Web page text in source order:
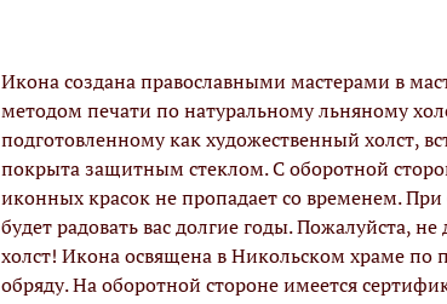
Икона создана православными мастерами в
методом печати по натуральному льняному
подготовленному как художественный холст,
покрыта защитным стеклом. С оборотной
иконных красок не пропадает со временем.
будет радовать вас долгие годы. Пожалуйста,
холст! Икона освящена в Никольском храме по
обряду. На оборотной стороне имеется